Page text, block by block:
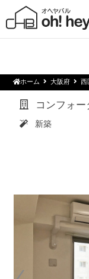
ホーム 大阪府 西
コンフォー
新築